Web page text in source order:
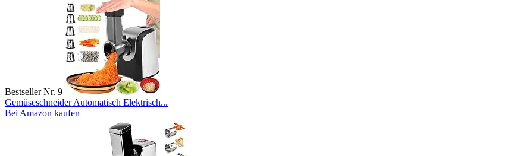
Bestseller Nr. 9
Gemüseschneider Automatisch Elektrisch...
Bei Amazon kaufen